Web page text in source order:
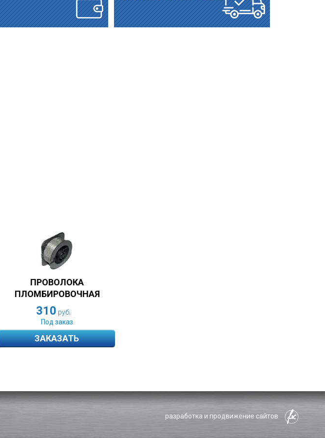
ПРОВОЛОКА
ПЛОМБИРОВОЧНАЯ
310 руб.
Под заказ
ЗАКАЗАТЬ
разработка и продвижение сайтов